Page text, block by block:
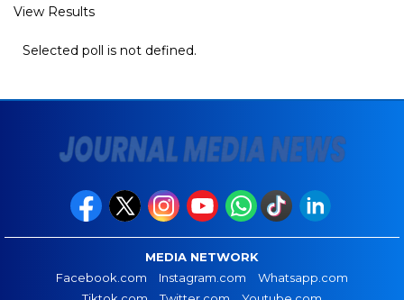
View Results
Selected poll is not defined.
MEDIA NETWORK
Facebook.com
Instagram.com
Whatsapp.com